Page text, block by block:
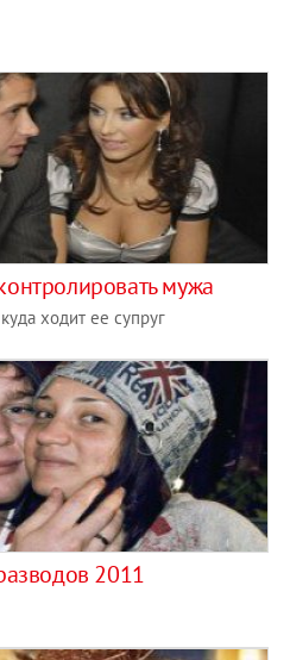
мужа
ходит ее супруг
2011